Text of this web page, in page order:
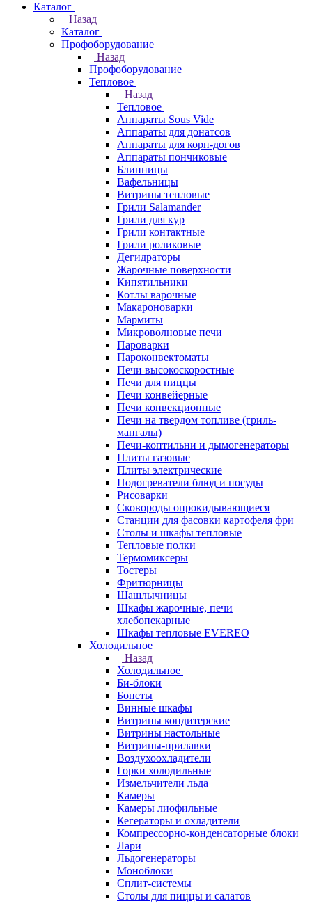
Каталог
Назад
Каталог
Профоборудование
Назад
Профоборудование
Тепловое
Назад
Тепловое
Аппараты Sous Vide
Аппараты для донатсов
Аппараты для корн-догов
Аппараты пончиковые
Блинницы
Вафельницы
Витрины тепловые
Грили Salamander
Грили для кур
Грили контактные
Грили роликовые
Дегидраторы
Жарочные поверхности
Кипятильники
Котлы варочные
Макароноварки
Мармиты
Микроволновые печи
Пароварки
Пароконвектоматы
Печи высокоскоростные
Печи для пиццы
Печи конвейерные
Печи конвекционные
Печи на твердом топливе (гриль-
мангалы)
Печи-коптильни и дымогенераторы
Плиты газовые
Плиты электрические
Подогреватели блюд и посуды
Рисоварки
Сковороды опрокидывающиеся
Станции для фасовки картофеля фри
Столы и шкафы тепловые
Тепловые полки
Термомиксеры
Тостеры
Фритюрницы
Шашлычницы
Шкафы жарочные, печи
хлебопекарные
Шкафы тепловые EVEREO
Холодильное
Назад
Холодильное
Би-блоки
Бонеты
Винные шкафы
Витрины кондитерские
Витрины настольные
Витрины-прилавки
Воздухоохладители
Горки холодильные
Измельчители льда
Камеры
Камеры лиофильные
Кегераторы и охладители
Компрессорно-конденсаторные блоки
Лари
Льдогенераторы
Моноблоки
Сплит-системы
Столы для пиццы и салатов